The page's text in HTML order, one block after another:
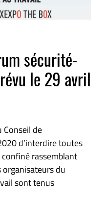
sécurité-
le 29 avril
Conseil de
d’interdire toutes
rassemblant
organisateurs du
sont tenus